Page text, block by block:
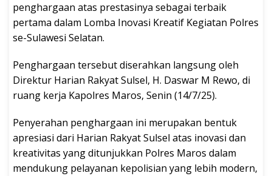
penghargaan atas prestasinya sebagai terbaik
pertama dalam Lomba Inovasi Kreatif Kegiatan Polres
se-Sulawesi Selatan.
Penghargaan tersebut diserahkan langsung oleh
Direktur Harian Rakyat Sulsel, H. Daswar M Rewo, di
ruang kerja Kapolres Maros, Senin (14/7/25).
Penyerahan penghargaan ini merupakan bentuk
apresiasi dari Harian Rakyat Sulsel atas inovasi dan
kreativitas yang ditunjukkan Polres Maros dalam
mendukung pelayanan kepolisian yang lebih modern,